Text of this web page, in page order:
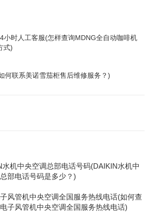
小时人工客服(怎样查询MDNG全自动咖啡机
式)
何联系美诺雪茄柜售后维修服务？)
水机中央空调总部电话号码(DAIKIN水机中
部电话号码是多少？)
风管机中央空调全国服务热线电话(如何查
子风管机中央空调全国服务热线电话)